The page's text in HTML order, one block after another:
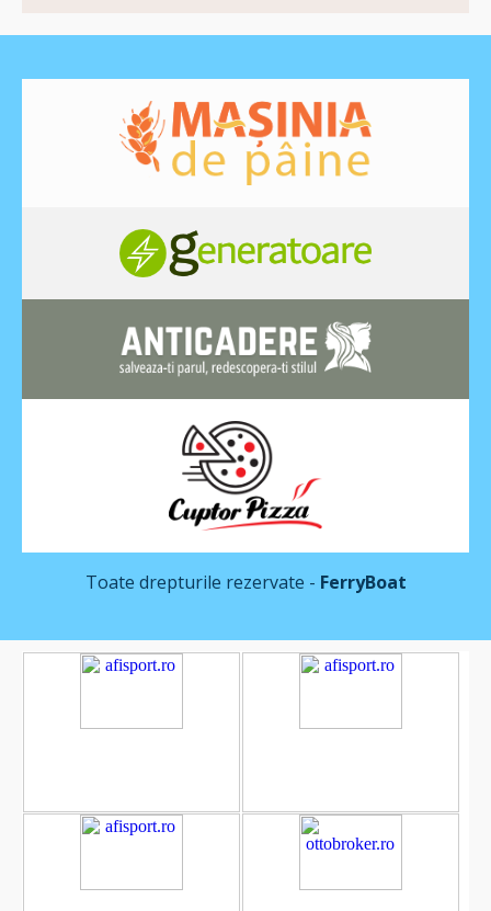
Toate drepturile rezervate - FerryBoat